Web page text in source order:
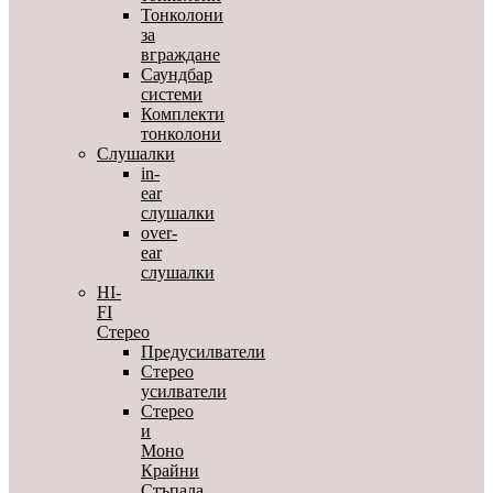
Тонколони
за
вграждане
Саундбар
системи
Комплекти
тонколони
Слушалки
in-
ear
слушалки
over-
ear
слушалки
HI-
FI
Стерео
Предусилватели
Стерео
усилватели
Стерео
и
Моно
Крайни